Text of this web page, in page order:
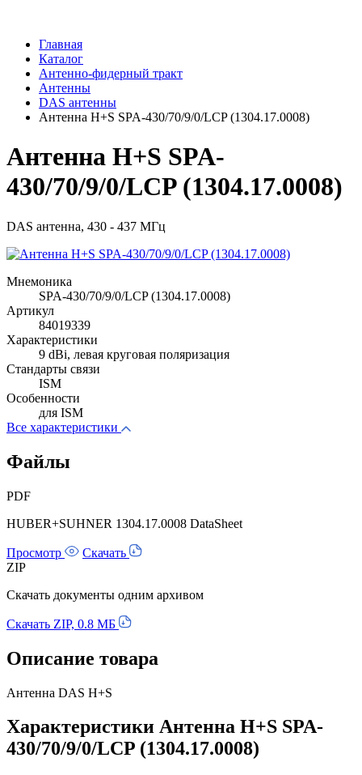
Главная
Каталог
Антенно-фидерный тракт
Антенны
DAS антенны
Антенна H+S SPA-430/70/9/0/LCP (1304.17.0008)
Антенна H+S SPA-
430/70/9/0/LCP (1304.17.0008)
DAS антенна, 430 - 437 МГц
Мнемоника
SPA-430/70/9/0/LCP (1304.17.0008)
Артикул
84019339
Характеристики
9 dBi, левая круговая поляризация
Стандарты связи
ISM
Особенности
для ISM
Все характеристики
Файлы
PDF
HUBER+SUHNER 1304.17.0008 DataSheet
Просмотр
Скачать
ZIP
Скачать документы одним архивом
Скачать ZIP, 0.8 МБ
Описание товара
Антенна DAS H+S
Характеристики Антенна H+S SPA-
430/70/9/0/LCP (1304.17.0008)